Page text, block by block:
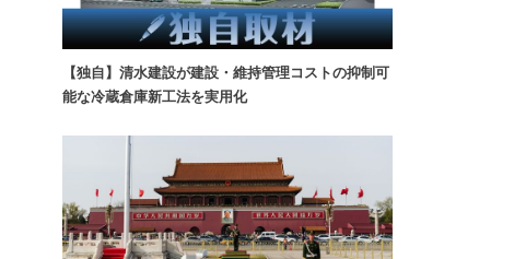
【独自】清水建設が建設・維持管理コストの抑制可
能な冷蔵倉庫新工法を実用化